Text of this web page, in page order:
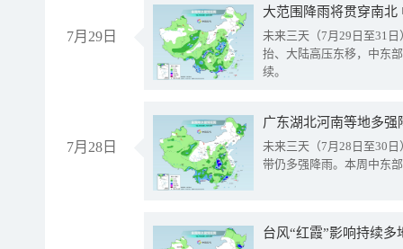
7月29日
大范围降雨将贯穿南
未来三天（7月29日至31
抬、大陆高压东移，中东
续。
7月28日
广东湖北河南等地多
未来三天（7月28日至30
带仍多强降雨。本周中东
台风“红霞”影响持续